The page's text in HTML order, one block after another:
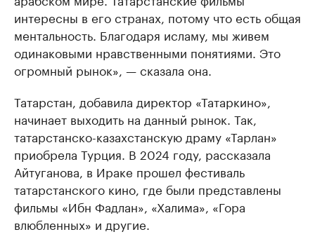
интересны в его странах, потому что есть общая
ментальность. Благодаря исламу, мы живем
одинаковыми нравственными понятиями. Это
огромный рынок», — сказала она.
Татарстан, добавила директор «Татаркино»,
начинает выходить на данный рынок. Так,
татарстанско-казахстанскую драму «Тарлан»
приобрела Турция. В 2024 году, рассказала
Айтуганова, в Ираке прошел фестиваль
татарстанского кино, где были представлены
фильмы «Ибн Фадлан», «Халима», «Гора
влюбленных» и другие.